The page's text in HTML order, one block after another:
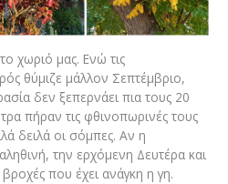
χωριό μας. Ενώ τις
θύμιζε μάλλον Σεπτέμβριο,
δεν ξεπερνάει πια τους 20
πήραν τις φθινοπωρινές τους
δειλά οι σόμπες. Αν η
την ερχόμενη Δευτέρα και
που έχει ανάγκη η γη.